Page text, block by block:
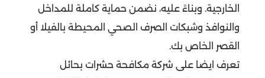
الخارجية. وبناءً عليه، نضمن حماية كاملة للمداخل
والنوافذ وشبكات الصرف الصحي المحيطة بالفيلا أو
القصر الخاص بك.
تعرف ايضا على شركة مكافحة حشرات بحائل